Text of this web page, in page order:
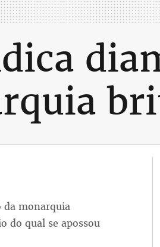
da monarquia
do qual se apossou